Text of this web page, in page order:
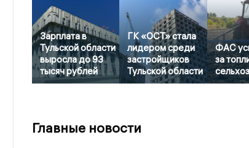
Зарплата в
Тульской области
выросла до 93
тысяч рублей
ГК «ОСТ» стала
лидером среди
застройщиков
Тульской области
ФАС
за
Главные новости